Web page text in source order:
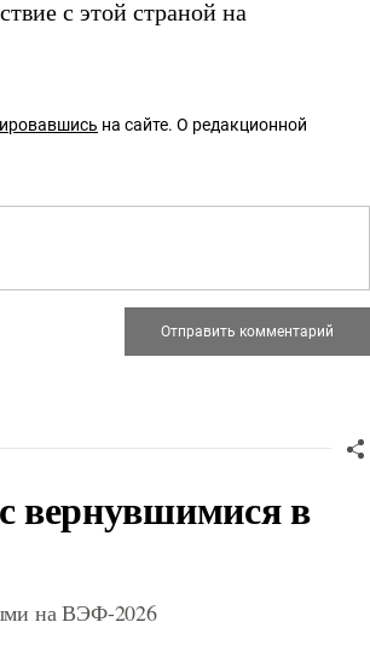
с этой страной на
на сайте. О редакционной
вернувшимися в
на ВЭФ-2026